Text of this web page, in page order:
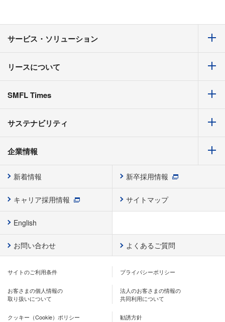
サービス・ソリューション
リースについて
SMFL Times
サステナビリティ
企業情報
新着情報 新卒採用情報
キャリア採用情報 サイトマップ
English
お問い合わせ よくあるご質問
サイトのご利用条件 プライバシーポリシー
お客さまの個人情報の
取り扱いについて
法人のお客さまの情報の
共同利用について
クッキー（Cookie）ポリシー 勧誘方針